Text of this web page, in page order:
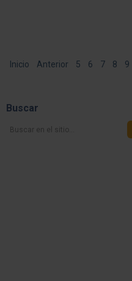
Inicio Anterior 5 6 7 8 9
Buscar
Buscar